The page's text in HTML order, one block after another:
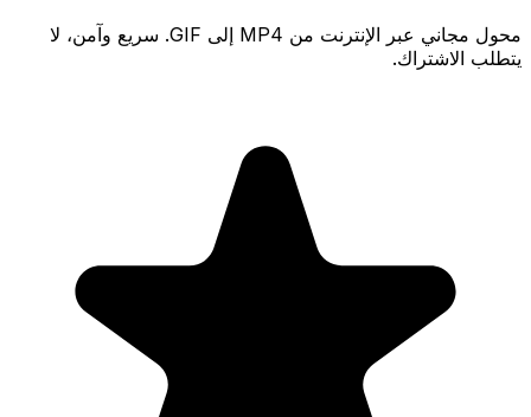
محول مجاني عبر الإنترنت من MP4 إلى GIF. سريع وآمن، لا
يتطلب الاشتراك.